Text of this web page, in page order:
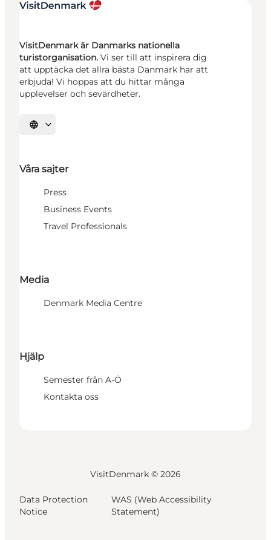
VisitDenmark är Danmarks nationella
turistorganisation. Vi ser till att inspirera dig
att upptäcka det allra bästa Danmark har att
erbjuda! Vi hoppas att du hittar många
upplevelser och sevärdheter.
Välj språk
Våra sajter
Press
Business Events
Travel Professionals
Media
Denmark Media Centre
Hjälp
Semester från A-Ö
Kontakta oss
VisitDenmark © 2026
Data Protection
Notice
WAS (Web Accessibility
Statement)